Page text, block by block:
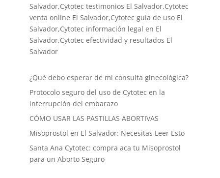
Salvador,Cytotec testimonios El Salvador,Cytotec
venta online El Salvador,Cytotec guía de uso El
Salvador,Cytotec información legal en El
Salvador,Cytotec efectividad y resultados El
Salvador
¿Qué debo esperar de mi consulta ginecológica?
Protocolo seguro del uso de Cytotec en la
interrupción del embarazo
CÓMO USAR LAS PASTILLAS ABORTIVAS
Misoprostol en El Salvador: Necesitas Leer Esto
Santa Ana Cytotec: compra aca tu Misoprostol
para un Aborto Seguro